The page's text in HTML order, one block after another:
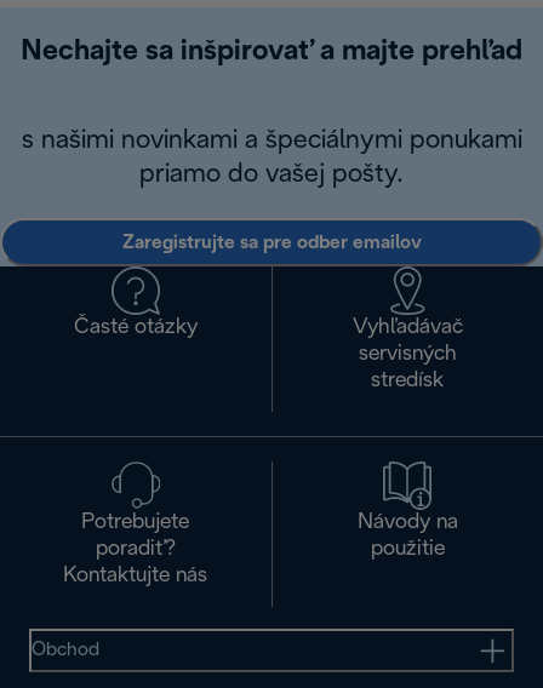
Nechajte sa inšpirovať a majte prehľad
s našimi novinkami a špeciálnymi ponukami
priamo do vašej pošty.
Zaregistrujte sa pre odber emailov
Časté otázky
Vyhľadávač
servisných
stredísk
Potrebujete
poradiť?
Kontaktujte nás
Návody na
použitie
Obchod